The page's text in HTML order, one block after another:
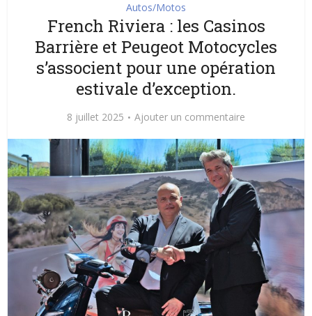
Autos/Motos
French Riviera : les Casinos
Barrière et Peugeot Motocycles
s’associent pour une opération
estivale d’exception.
8 juillet 2025 Ajouter un commentaire